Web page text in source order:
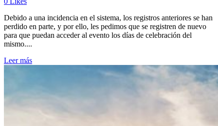
Debido a una incidencia en el sistema, los registros anteriores se han
perdido en parte, y por ello, les pedimos que se registren de nuevo
para que puedan acceder al evento los días de celebración del
mismo....
Leer más